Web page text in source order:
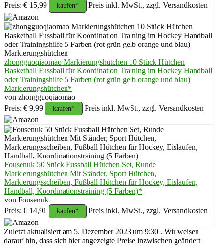
Preis: € 15,99
kaufen* Preis inkl. MwSt., zzgl. Versandkosten
zhongguoqiaomao Markierungshütchen 10 Stück Hütchen
Basketball Fussball für Koordination Training im Hockey Handball
oder Trainingshilfe 5 Farben (rot grün gelb orange und blau)
Markierungshütchen*
von zhongguoqiaomao
Preis: € 9,99
kaufen* Preis inkl. MwSt., zzgl. Versandkosten
Fousenuk 50 Stück Fussball Hütchen Set, Runde
Markierungshütchen Mit Ständer, Sport Hütchen,
Markierungsscheiben, Fußball Hütchen für Hockey, Eislaufen,
Handball, Koordinationstraining (5 Farben)*
von Fousenuk
Preis: € 14,91
kaufen* Preis inkl. MwSt., zzgl. Versandkosten
Zuletzt aktualisiert am 5. Dezember 2023 um 9:30 . Wir weisen
darauf hin, dass sich hier angezeigte Preise inzwischen geändert